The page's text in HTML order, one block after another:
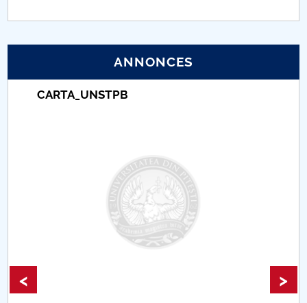
PNRR
Proiect (PRIM STUD)
Proiect SU-ETIC
Université pour la communauté
Comisie de etica unversitară
Accesibilitate pentru studenții cu dizabilități
ANNONCES
CARTA_UNSTPB
< >